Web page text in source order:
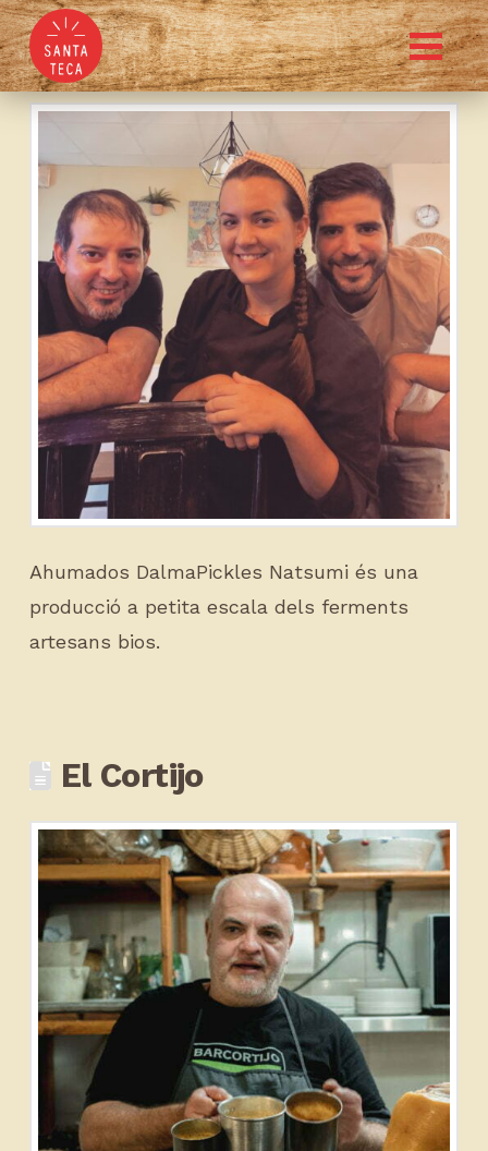
Ahumados Dalma
Ahumados DalmaPickles Natsumi és una
producció a petita escala dels ferments
artesans bios.
El Cortijo